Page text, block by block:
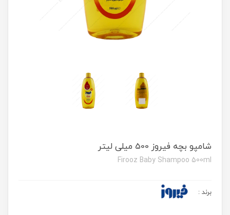
شامپو بچه فیروز 500 میلی لیتر
Firooz Baby Shampoo 500ml
برند :